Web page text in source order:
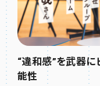
“違和感”を武器
能性